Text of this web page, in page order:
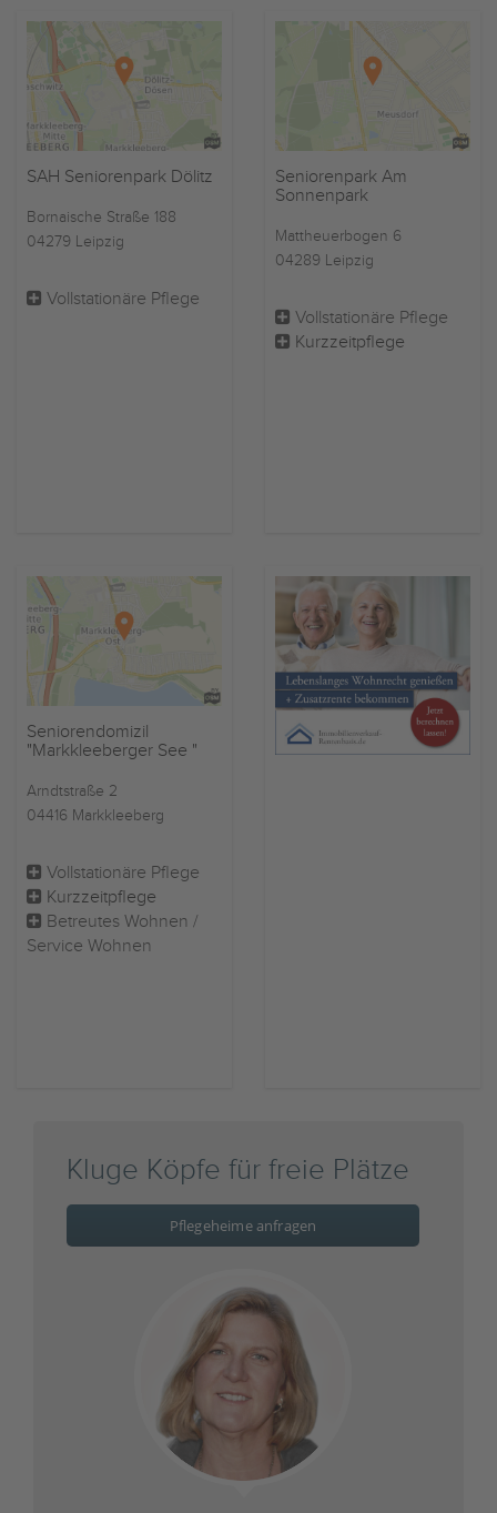
SAH Seniorenpark Dölitz
Bornaische Straße 188
04279 Leipzig
Vollstationäre Pflege
Seniorenpark Am
Sonnenpark
Mattheuerbogen 6
04289 Leipzig
Vollstationäre Pflege
Kurzzeitpflege
Seniorendomizil
"Markkleeberger See "
Arndtstraße 2
04416 Markkleeberg
Vollstationäre Pflege
Kurzzeitpflege
Betreutes Wohnen /
Service Wohnen
Kluge Köpfe für freie Plätze
Pflegeheime anfragen